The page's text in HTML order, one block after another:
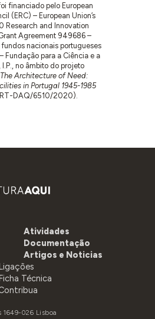
financiado pelo European
(ERC) – European Union’s
Research and Innovation
Agreement 949686 –
fundos nacionais portugueses
Fundação para a Ciência e a
no âmbito do projeto
Architecture of Need:
in Portugal 1945-1985
DAQ/6510/2020).
Atividades
Documentação
Artigos e Noticias
Técnica
1649-026 Lisboa